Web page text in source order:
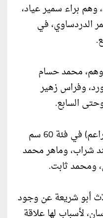
وهم براء سمير عياد،
الدردساوي، في
وهم، محمد حسام
وفراس زهير
السابع.
كما ظهر الفرسان الأطفال (البراعم) في فئة 60 سم
شراب، وماهر محمد
ومحمد ثابت.
أبو شريعة عن وجود
لأسباب لها علاقة